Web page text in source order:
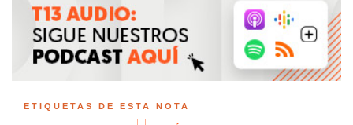
ETIQUETAS DE ESTA NOTA